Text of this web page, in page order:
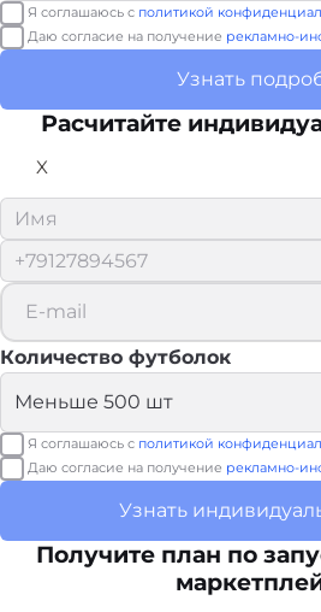
Я соглашаюсь с политикой
Даю согласие на получение рекламно-
Узнать
Расчитайте
X
Количество футболок
Я соглашаюсь с политикой
Даю согласие на получение рекламно-
Узнать
Получите план по